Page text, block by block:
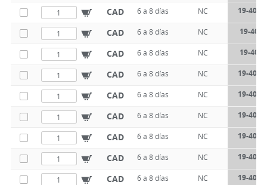
CAD 6 a 8 días NC 19-401-
CAD 6 a 8 días NC 19-
CAD 6 a 8 días NC 19-
CAD 6 a 8 días NC 19-402-
CAD 6 a 8 días NC 19-402-
CAD 6 a 8 días NC 19-402-
CAD 6 a 8 días NC 19-402-
CAD 6 a 8 días NC 19-402-
CAD 6 a 8 días NC 19-402-